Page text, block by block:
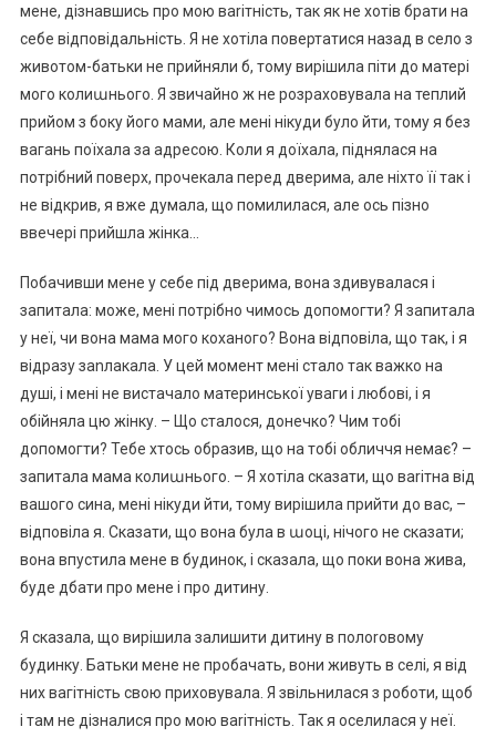
мене, дізнавшись про мою ваrітність, так як не хотів брати на
себе відповідальність. Я не хотіла повертатися назад в село з
животом-батьки не прийняли б, тому вирішила піти до матері
мого колиաнього. Я звичайно ж не розраховувала на теплий
прийом з боку його мами, але мені нікуди було йти, тому я без
вагань поїхала за адресою. Коли я доїхала, піднялася на
потрібний поверх, прочекала перед дверима, але ніхто її так і
не відкрив, я вже думала, що помилилася, але ось пізно
ввечері прийшла жінка…
Побачивши мене у себе під дверима, вона здивувалася і
запитала: може, мені потрібно чимось допомогти? Я запитала
у неї, чи вона мама мого коханого? Вона відповіла, що так, і я
відразу заnлакала. У цей момент мені стало так важко на
душі, і мені не вистачало материнської уваги і любові, і я
обійняла цю жінку. – Що сталося, донечко? Чим тобі
допомогти? Тебе хтось образив, що на тобі обличчя немає? –
запитала мама колиաнього. – Я хотіла сказати, що ваrітна від
вашого сина, мені нікуди йти, тому вирішила прийти до вас, –
відповіла я. Сказати, що вона була в աоці, нічого не сказати;
вона впустила мене в будинок, і сказала, що поки вона жива,
буде дбати про мене і про дитину.
Я сказала, що вирішила залишити дитину в полоrовому
будинку. Батьки мене не пробачать, вони живуть в селі, я від
них вагітність свою приховувала. Я звільнилася з роботи, щоб
і там не дізналися про мою ваrітність. Так я оселилася у неї.